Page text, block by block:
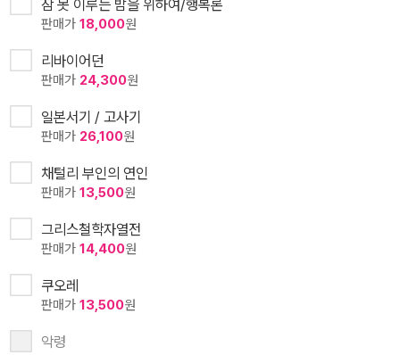
잠 못 이루는 밤을 위하여/행복론
판매가 18,000원
리바이어던
판매가 24,300원
일본서기 / 고사기
판매가 26,100원
채털리 부인의 연인
판매가 13,500원
그리스철학자열전
판매가 14,400원
쿠오레
판매가 13,500원
악령